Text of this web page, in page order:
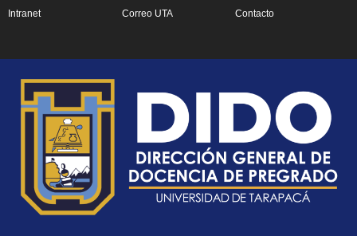
Intranet Correo UTA Contacto